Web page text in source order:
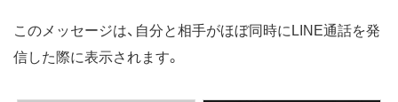
このメッセージは、自分と相手がほぼ同時にLINE通話を発
信した際に表示されます。